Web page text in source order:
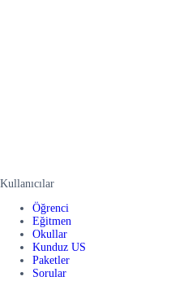
Kullanıcılar
Öğrenci
Eğitmen
Okullar
Kunduz US
Paketler
Sorular